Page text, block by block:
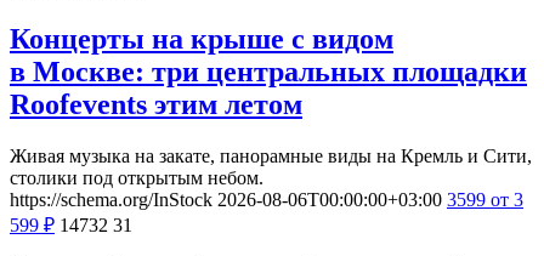
Концерты на крыше с видом
в Москве: три центральных площадки
Roofevents этим летом
Живая музыка на закате, панорамные виды на Кремль и Сити,
столики под открытым небом.
https://schema.org/InStock 2026-08-06T00:00:00+03:00 3599 от 3
599 ₽ 14732 31